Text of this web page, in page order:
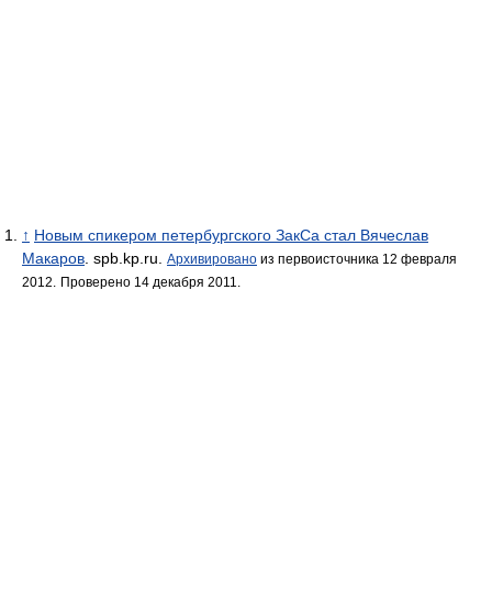
↑ Новым спикером петербургского ЗакСа стал Вячеслав
Макаров . spb.kp.ru. Архивировано из первоисточника 12 февраля
2012.
Проверено 14 декабря 2011.